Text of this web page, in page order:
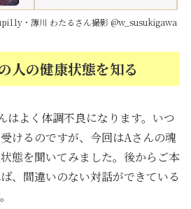
・薄川 わたるさん撮影 @w_susukigawa
人の健康状態を知る
はよく体調不良になります。いつ
けるのですが、今回はAさんの魂
態を聞いてみました。後からご本
、間違いのない対話ができている